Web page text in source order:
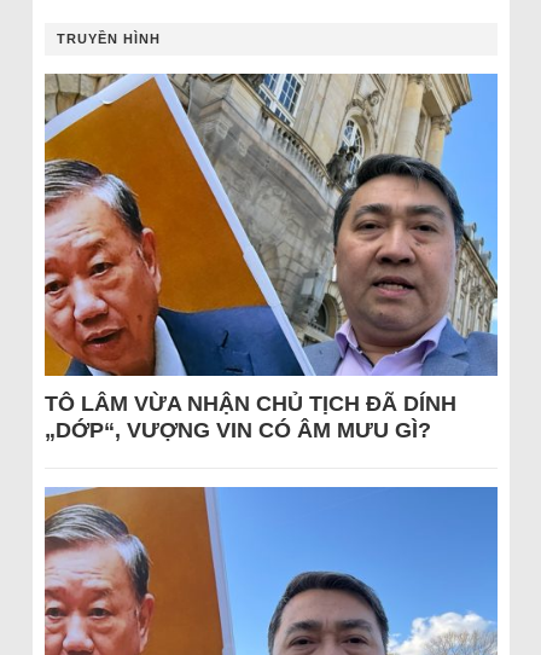
TRUYỀN HÌNH
TÔ LÂM VỪA NHẬN CHỦ TỊCH ĐÃ DÍNH
„DỚP“, VƯỢNG VIN CÓ ÂM MƯU GÌ?